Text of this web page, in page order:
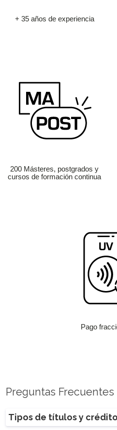
+ 35 años de experiencia
200 Másteres, postgrados y
cursos de formación continua
Pago
Preguntas Frecuentes
Tipos de títulos y